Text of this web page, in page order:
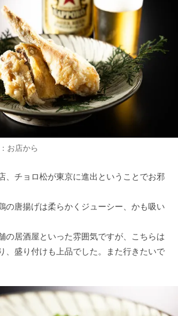
お店から
、チョロ松が東京に進出ということでお邪
の唐揚げは柔らかくジューシー、かも吸い
の居酒屋といった雰囲気ですが、こちらは
、盛り付けも上品でした。また行きたいで